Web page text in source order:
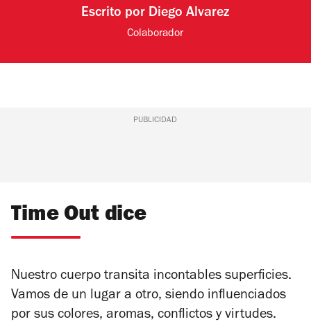
Escrito por Diego Alvarez
Colaborador
PUBLICIDAD
Time Out dice
Nuestro cuerpo transita incontables superficies.
Vamos de un lugar a otro, siendo influenciados
por sus colores, aromas, conflictos y virtudes.